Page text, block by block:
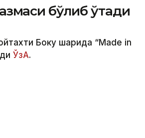
бўлиб ўтади
Боку шаҳрида “Made in
ЎзА.